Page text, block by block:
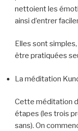
nettoient les
ainsi d’entrer
Elles sont
être pratiquées
La méditation
Cette méditation
étapes (les trois
sans). On